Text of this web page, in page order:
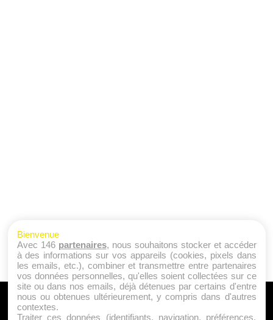
A PROPOS
Bienvenue
Avec 146 partenaires, nous souhaitons stocker et accéder
à des informations sur vos appareils (cookies, pixels dans
les emails, etc.), combiner et transmettre entre partenaires
vos données personnelles, qu'elles soient collectées sur ce
site ou dans nos emails, déjà détenues par certains d'entre
nous ou obtenues ultérieurement, y compris dans d'autres
contextes.
Traiter ces données (identifiants, navigation, préférences,